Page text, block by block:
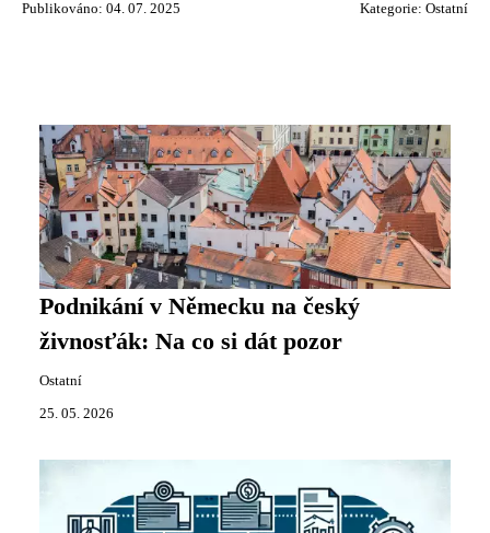
Publikováno: 04. 07. 2025 Kategorie: Ostatní
Podnikání v Německu na český
živnosťák: Na co si dát pozor
Ostatní
25. 05. 2026